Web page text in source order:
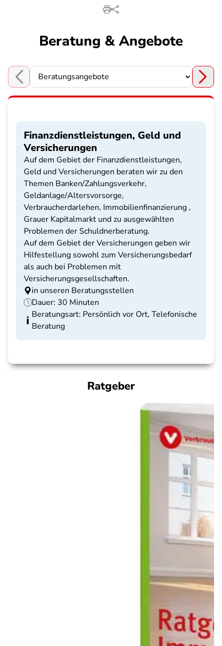
Beratung & Angebote
Choose a section
Finanzdienstleistungen, Geld und
Versicherungen
Auf dem Gebiet der Finanzdienstleistungen,
Geld und Versicherungen beraten wir zu den
Themen Banken/Zahlungsverkehr,
Geldanlage/Altersvorsorge,
Verbraucherdarlehen, Immobilienfinanzierung ,
Grauer Kapitalmarkt und zu ausgewählten
Problemen der Schuldnerberatung.
Auf dem Gebiet der Versicherungen geben wir
Hilfestellung sowohl zum Versicherungsbedarf
als auch bei Problemen mit
Versicherungsgesellschaften.
in unseren Beratungsstellen
Dauer: 30 Minuten
Beratungsart: Persönlich vor Ort, Telefonische
Beratung
Ratgeber